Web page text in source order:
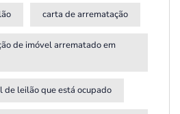
carta de arrematação
de imóvel arrematado em
de leilão que está ocupado